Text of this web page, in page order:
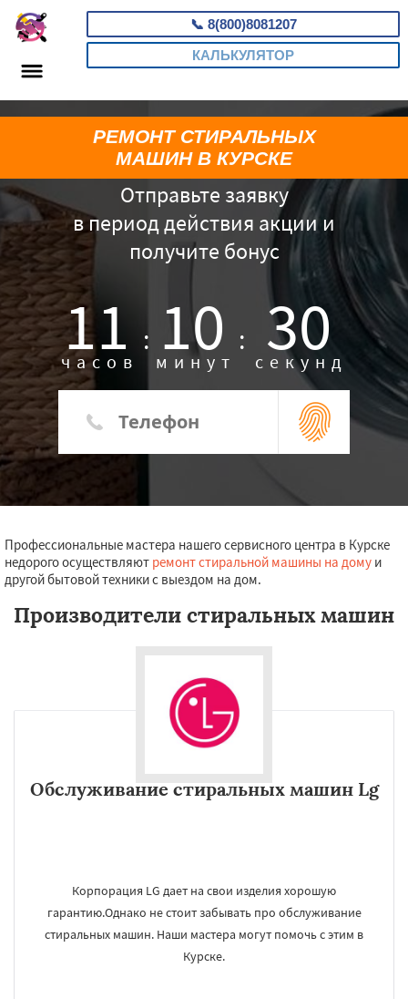
📞 8(800)8081207
КАЛЬКУЛЯТОР
Отправьте заявку
в период действия акции и
получите бонус
11 :
часов 10 :
минут 29
секунд
РЕМОНТ СТИРАЛЬНЫХ
МАШИН В КУРСКЕ
Профессиональные мастера нашего сервисного центра в Курске
недорого осуществляют ремонт стиральной машины на дому и
другой бытовой техники с выездом на дом.
Производители стиральных машин
Обслуживание стиральных машин Lg
Корпорация LG дает на свои изделия хорошую
гарантию.Однако не стоит забывать про обслуживание
стиральных машин. Наши мастера могут помочь с этим в
Курске.